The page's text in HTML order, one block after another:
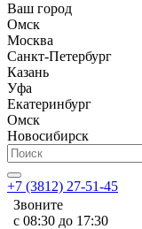
Ваш город
Омск
Москва
Санкт-Петербург
Казань
Уфа
Екатеринбург
Омск
Новосибирск
+7 (3812) 27-51-45
Звоните
с 08:30 до 17:30